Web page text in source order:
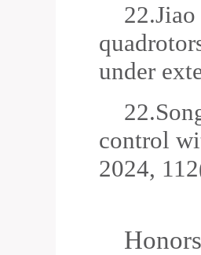
22.
under
22.
control
2024,